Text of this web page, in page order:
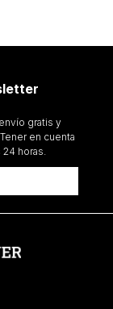
gratis y
en cuenta
horas.